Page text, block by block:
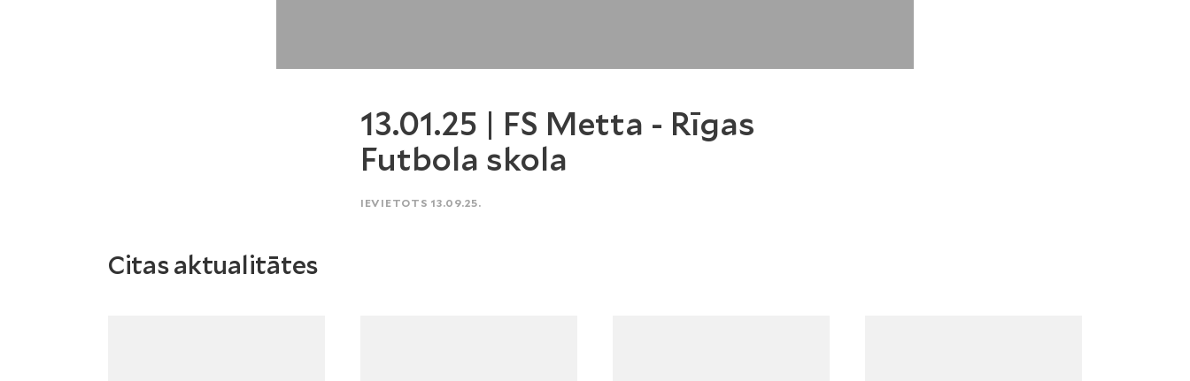
13.01.25 | FS Metta - Rīgas
Futbola skola
IEVIETOTS 13.09.25.
Citas aktualitātes